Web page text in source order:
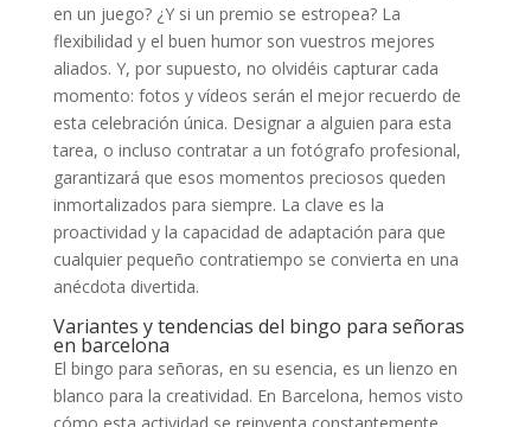
en un juego? ¿Y si un premio se estropea? La
flexibilidad y el buen humor son vuestros mejores
aliados. Y, por supuesto, no olvidéis capturar cada
momento: fotos y vídeos serán el mejor recuerdo de
esta celebración única. Designar a alguien para esta
tarea, o incluso contratar a un fotógrafo profesional,
garantizará que esos momentos preciosos queden
inmortalizados para siempre. La clave es la
proactividad y la capacidad de adaptación para que
cualquier pequeño contratiempo se convierta en una
anécdota divertida.
Variantes y tendencias del bingo para señoras
en barcelona
El bingo para señoras, en su esencia, es un lienzo en
blanco para la creatividad. En Barcelona, hemos visto